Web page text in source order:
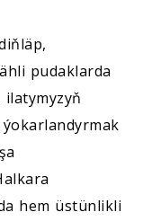
pudaklarda
hem üstünlikli